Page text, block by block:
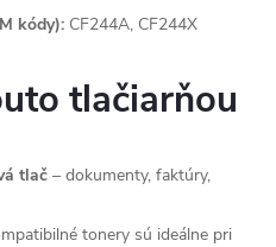
kódy): CF244A, CF244X
tlačiarňou
tlač – dokumenty, faktúry,
tonery sú ideálne pri